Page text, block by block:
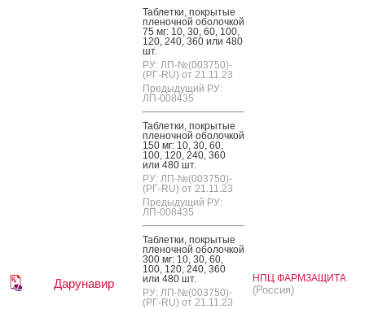
Дарунавир
Таб­летки, пок­ры­тые
пле­ноч­ной обо­лоч­кой
75 мг: 10, 30, 60, 100,
120, 240, 360 или 480
шт.
РУ: ЛП-№(003750)-
(РГ-RU) от 21.11.23
Предыдущий РУ:
ЛП-008435
Таб­летки, пок­ры­тые
пле­ноч­ной обо­лоч­кой
150 мг: 10, 30, 60,
100, 120, 240, 360
или 480 шт.
РУ: ЛП-№(003750)-
(РГ-RU) от 21.11.23
Предыдущий РУ:
ЛП-008435
Таб­летки, пок­ры­тые
пле­ноч­ной обо­лоч­кой
300 мг: 10, 30, 60,
100, 120, 240, 360
или 480 шт.
РУ: ЛП-№(003750)-
(РГ-RU) от 21.11.23
НПЦ ФАРМЗАЩИТА
(Россия)